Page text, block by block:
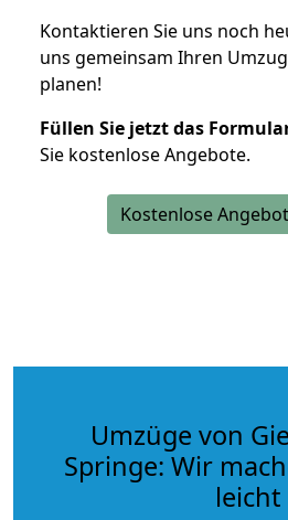
Kontaktieren Sie uns noch
uns gemeinsam Ihren
planen!
Füllen Sie jetzt das
Sie kostenlose Angebote.
Kostenlose
Umzüge von
Springe: Wir
leicht